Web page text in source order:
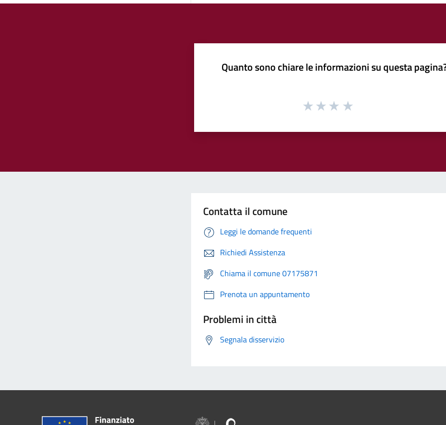
Quanto sono chiare le informazioni su questa
Contatta il comune
Leggi le domande frequenti
Richiedi Assistenza
Chiama il comune 07175871
Prenota un appuntamento
Problemi in città
Segnala disservizio